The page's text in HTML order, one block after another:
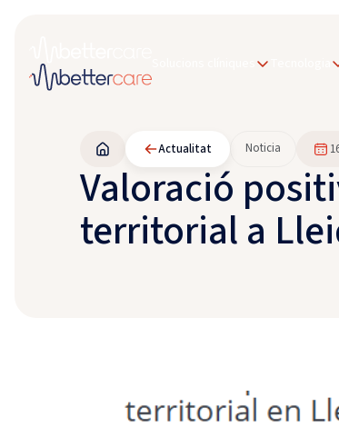
Actualitat Noticia
Valoració
territorial a